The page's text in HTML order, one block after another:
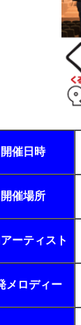
開催日時
開催場所
ーティスト
メロディー